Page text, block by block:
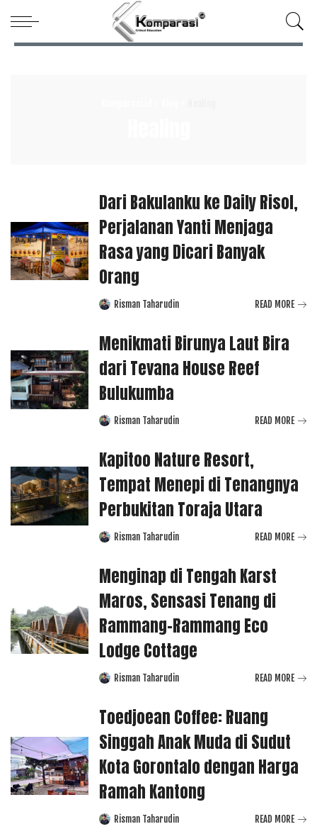
Dari Bakulanku ke Daily Risol,
Perjalanan Yanti Menjaga
Rasa yang Dicari Banyak
Orang
PostedRisman Taharudin READ MORE
Menikmati Birunya Laut Bira
dari Tevana House Reef
Bulukumba
PostedRisman Taharudin READ MORE
Kapitoo Nature Resort,
Tempat Menepi di Tenangnya
Perbukitan Toraja Utara
PostedRisman Taharudin READ MORE
Menginap di Tengah Karst
Maros, Sensasi Tenang di
Rammang-Rammang Eco
Lodge Cottage
PostedRisman Taharudin READ MORE
Toedjoean Coffee: Ruang
Singgah Anak Muda di Sudut
Kota Gorontalo dengan Harga
Ramah Kantong
PostedRisman Taharudin READ MORE